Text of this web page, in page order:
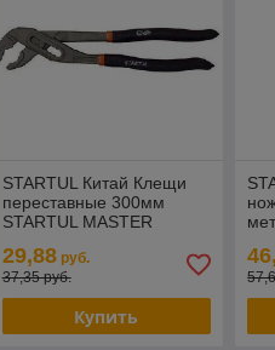
STARTUL Китай Клещи
переставные 300мм
STARTUL MASTER
29,88руб.
37,35 руб.
Купить